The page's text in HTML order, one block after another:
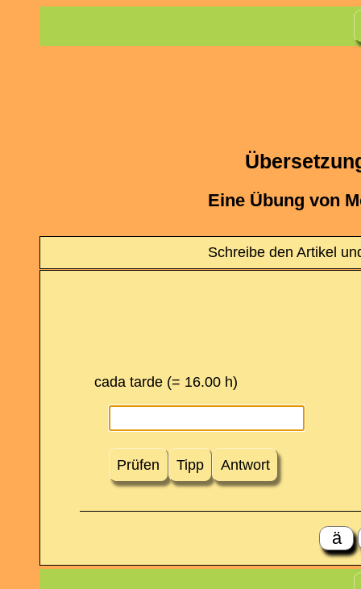
Eine Übung von
Schreibe den Artikel
cada tarde (= 16.00 h)
Prüfen Tipp Antwort
ä